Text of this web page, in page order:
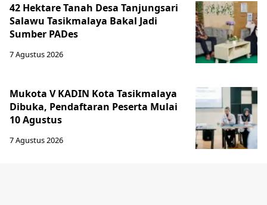
42 Hektare Tanah Desa Tanjungsari
Salawu Tasikmalaya Bakal Jadi
Sumber PADes
7 Agustus 2026
Mukota V KADIN Kota Tasikmalaya
Dibuka, Pendaftaran Peserta Mulai
10 Agustus
7 Agustus 2026